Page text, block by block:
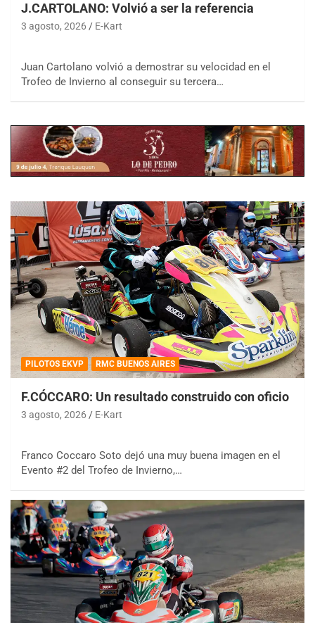
J.CARTOLANO: Volvió a ser la referencia
3 agosto, 2026 E-Kart
Juan Cartolano volvió a demostrar su velocidad en el
Trofeo de Invierno al conseguir su tercera…
PILOTOS EKVP RMC BUENOS AIRES
F.CÓCCARO: Un resultado construido con oficio
3 agosto, 2026 E-Kart
Franco Coccaro Soto dejó una muy buena imagen en el
Evento #2 del Trofeo de Invierno,…